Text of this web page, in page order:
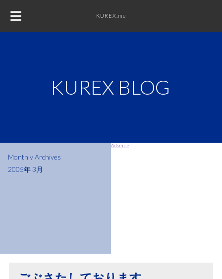
DESIGN
PHOTO
☰ KUREX.me
KUREX BLOG
Monthly Archives
2005年 3月
Adsense